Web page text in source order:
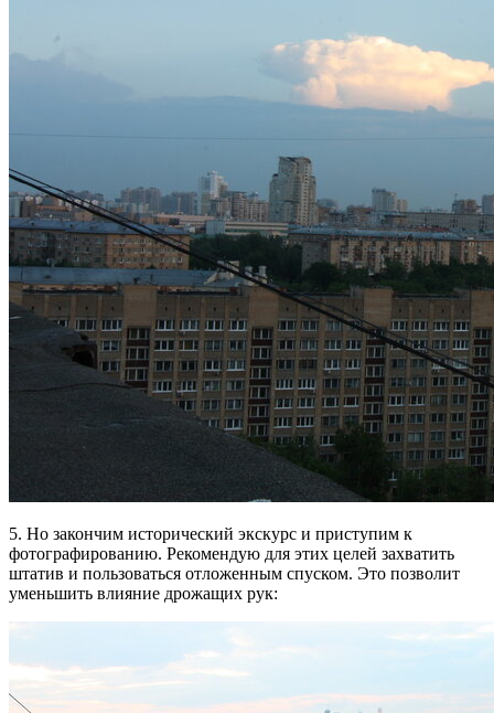
5. Но закончим исторический экскурс и приступим к
фотографированию. Рекомендую для этих целей захватить
штатив и пользоваться отложенным спуском. Это позволит
уменьшить влияние дрожащих рук: